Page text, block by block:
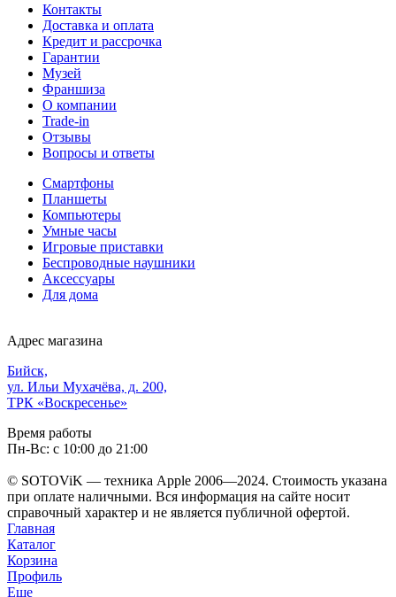
Контакты
Доставка и оплата
Кредит и рассрочка
Гарантии
Музей
Франшиза
О компании
Trade-in
Отзывы
Вопросы и ответы
Смартфоны
Планшеты
Компьютеры
Умные часы
Игровые приставки
Беспроводные наушники
Аксессуары
Для дома
Адрес магазина
Бийск,
ул. Ильи Мухачёва, д. 200,
ТРК «Воскресенье»
Время работы
Пн-Вс: с 10:00 до 21:00
© SOTOViK — техника Apple 2006—2024. Стоимость указана
при оплате наличными. Вся информация на сайте носит
справочный характер и не является публичной офертой.
Главная
Каталог
Корзина
Профиль
Еще